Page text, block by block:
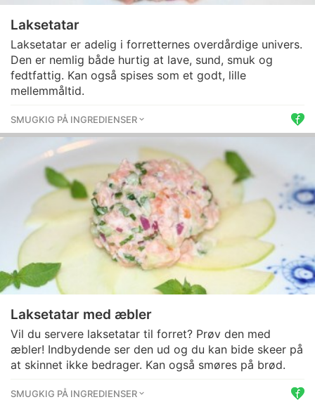
Laksetatar
Laksetatar er adelig i forretternes overdårdige univers.
Den er nemlig både hurtig at lave, sund, smuk og
fedtfattig. Kan også spises som et godt, lille
mellemmåltid.
SMUGKIG PÅ INGREDIENSER
Laksetatar med æbler
Vil du servere laksetatar til forret? Prøv den med
æbler! Indbydende ser den ud og du kan bide skeer på
at skinnet ikke bedrager. Kan også smøres på brød.
SMUGKIG PÅ INGREDIENSER